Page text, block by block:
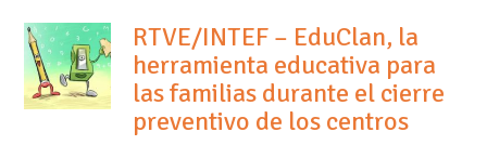
RTVE/INTEF – EduClan, la
herramienta educativa para
las familias durante el cierre
preventivo de los centros